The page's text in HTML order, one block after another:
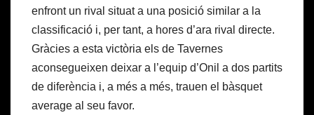
enfront un rival situat a una posició similar a la
classificació i, per tant, a hores d’ara rival directe.
Gràcies a esta victòria els de Tavernes
aconsegueixen deixar a l’equip d’Onil a dos partits
de diferència i, a més a més, trauen el bàsquet
average al seu favor.